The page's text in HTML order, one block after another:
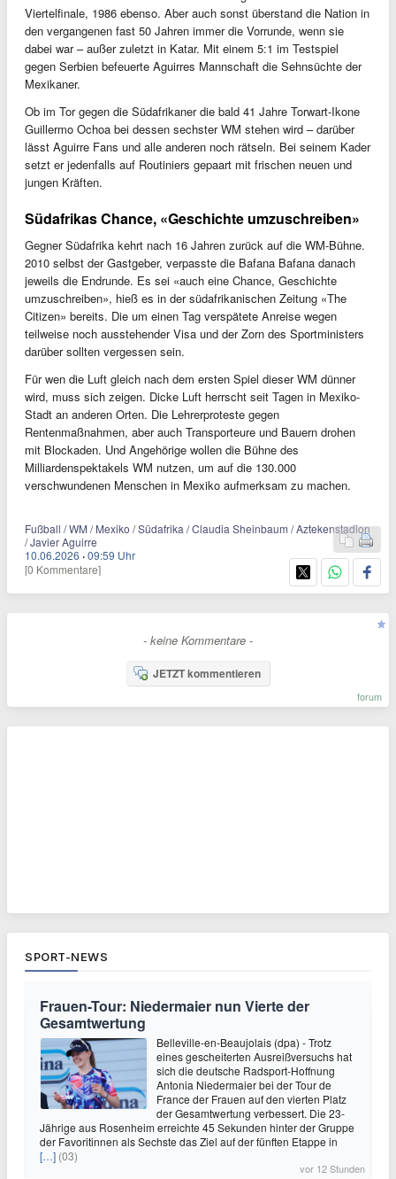
Viertelfinale, 1986 ebenso. Aber auch sonst überstand die Nation in
den vergangenen fast 50 Jahren immer die Vorrunde, wenn sie
dabei war – außer zuletzt in Katar. Mit einem 5:1 im Testspiel
gegen Serbien befeuerte Aguirres Mannschaft die Sehnsüchte der
Mexikaner.
Ob im Tor gegen die Südafrikaner die bald 41 Jahre Torwart-Ikone
Guillermo Ochoa bei dessen sechster WM stehen wird – darüber
lässt Aguirre Fans und alle anderen noch rätseln. Bei seinem Kader
setzt er jedenfalls auf Routiniers gepaart mit frischen neuen und
jungen Kräften.
Südafrikas Chance, «Geschichte umzuschreiben»
Gegner Südafrika kehrt nach 16 Jahren zurück auf die WM-Bühne.
2010 selbst der Gastgeber, verpasste die Bafana Bafana danach
jeweils die Endrunde. Es sei «auch eine Chance, Geschichte
umzuschreiben», hieß es in der südafrikanischen Zeitung «The
Citizen» bereits. Die um einen Tag verspätete Anreise wegen
teilweise noch ausstehender Visa und der Zorn des Sportministers
darüber sollten vergessen sein.
Für wen die Luft gleich nach dem ersten Spiel dieser WM dünner
wird, muss sich zeigen. Dicke Luft herrscht seit Tagen in Mexiko-
Stadt an anderen Orten. Die Lehrerproteste gegen
Rentenmaßnahmen, aber auch Transporteure und Bauern drohen
mit Blockaden. Und Angehörige wollen die Bühne des
Milliardenspektakels WM nutzen, um auf die 130.000
verschwundenen Menschen in Mexiko aufmerksam zu machen.
Fußball / WM / Mexiko / Südafrika / Claudia Sheinbaum / Aztekenstadion
/ Javier Aguirre
10.06.2026 ·09:59 Uhr
[0 Kommentare]
- keine Kommentare -
JETZT kommentieren
forum
SPORT-NEWS
Frauen-Tour: Niedermaier nun Vierte der
Gesamtwertung
Belleville-en-Beaujolais (dpa) - Trotz
eines gescheiterten Ausreißversuchs hat
sich die deutsche Radsport-Hoffnung
Antonia Niedermaier bei der Tour de
France der Frauen auf den vierten Platz
der Gesamtwertung verbessert. Die 23-
Jährige aus Rosenheim erreichte 45 Sekunden hinter der Gruppe
der Favoritinnen als Sechste das Ziel auf der fünften Etappe in
[…] (03)
vor 12 Stunden